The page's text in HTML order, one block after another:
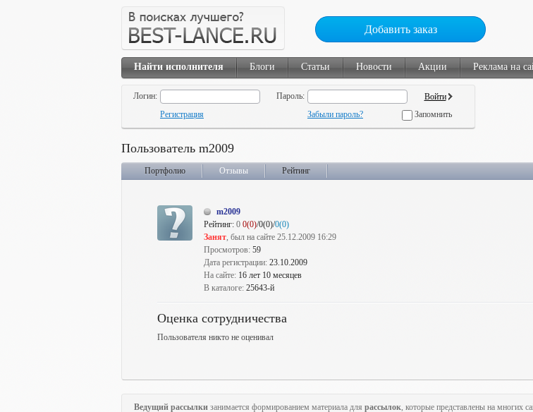
Добавить заказ
Найти исполнителя Блоги Статьи Новости Акции Реклама на
Логин:
Пароль:
Регистрация
Забыли пароль? Запомнить
Пользователь m2009
Портфолио Отзывы Рейтинг
m2009
Рейтинг: 0 0(0)/0(0)/0(0)
Занят, был на сайте 25.12.2009 16:29
Просмотров: 59
Дата регистрации: 23.10.2009
На сайте: 16 лет 10 месяцев
В каталоге: 25643-й
Оценка сотрудничества
Пользователя никто не оценивал
Ведущий рассылки занимается формированием материала для рассылок, которые представлены на многих